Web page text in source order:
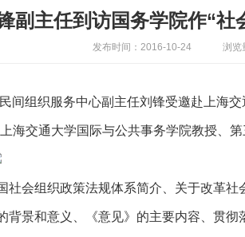
副主任到访国务学院作“
发布时间：2016-10-24 浏览
间组织服务中心副主任刘锋受邀赴上海
海交通大学国际与公共事务学院教授、
社会组织政策法规体系简介、关于改革社
背景和意义、《意见》的主要内容、贯彻